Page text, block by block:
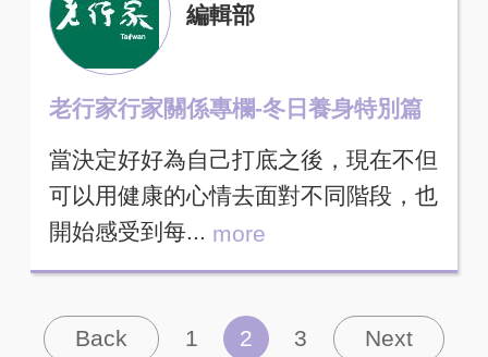
編輯部
老行家行家關係專欄-冬日養身特別篇
當決定好好為自己打底之後，現在不但
可以用健康的心情去面對不同階段，也
開始感受到每... more
Back 1 2 3 Next